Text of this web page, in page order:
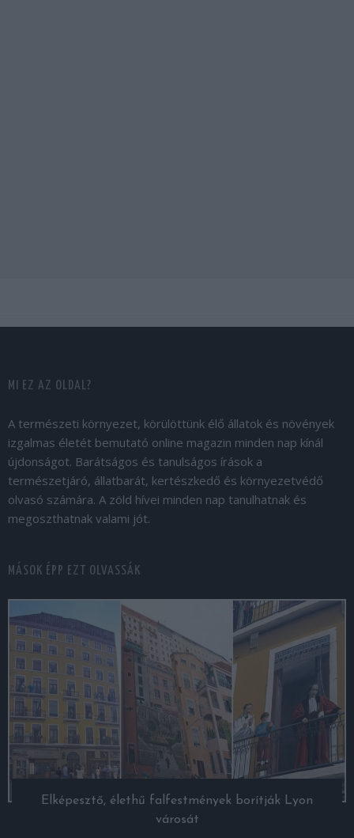
MI EZ AZ OLDAL?
A természeti környezet, körülöttünk élő állatok és növények
izgalmas életét bemutató online magazin minden nap kínál
újdonságot. Barátságos és tanulságos írások a
természetjáró, állatbarát, kertészkedő és környezetvédő
olvasó számára. A zöld hívei minden nap tanulhatnak és
megoszthatnak valami jót.
MÁSOK ÉPP EZT OLVASSÁK
Elképesztő, élethű falfestmények borítják Lyon
városát